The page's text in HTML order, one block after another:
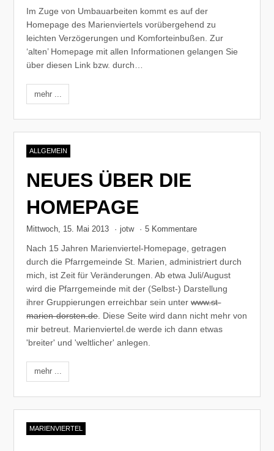
Im Zuge von Umbauarbeiten kommt es auf der
Homepage des Marienviertels vorübergehend zu
leichten Verzögerungen und Komforteinbußen. Zur
‘alten’ Homepage mit allen Informationen gelangen Sie
über diesen Link bzw. durch…
mehr ...
ALLGEMEIN
NEUES ÜBER DIE
HOMEPAGE
Mittwoch, 15. Mai 2013 · jotw · 5 Kommentare
Nach 15 Jahren Marienviertel-Homepage, getragen
durch die Pfarrgemeinde St. Marien, administriert durch
mich, ist Zeit für Veränderungen. Ab etwa Juli/August
wird die Pfarrgemeinde mit der (Selbst-) Darstellung
ihrer Gruppierungen erreichbar sein unterwww.st-
marien-dorsten.de. Diese Seite wird dann nicht mehr von
mir betreut. Marienviertel.de werde ich dann etwas
'breiter' und 'weltlicher' anlegen.
mehr ...
MARIENVIERTEL